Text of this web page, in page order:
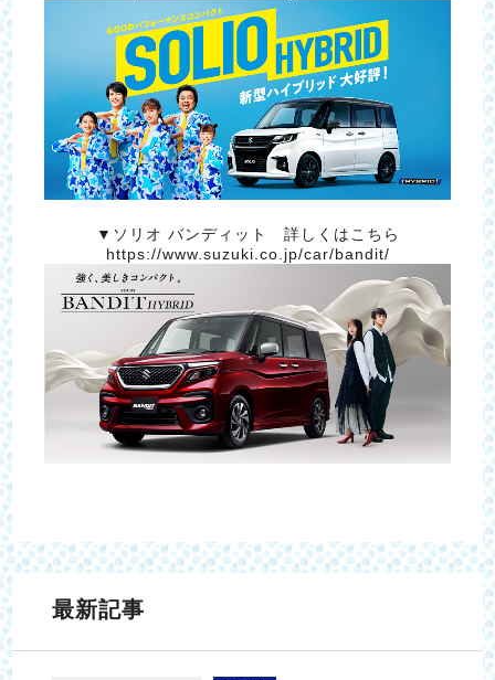
▼ソリオ バンディット 詳しくはこちら
https://www.suzuki.co.jp/car/bandit/
最新記事